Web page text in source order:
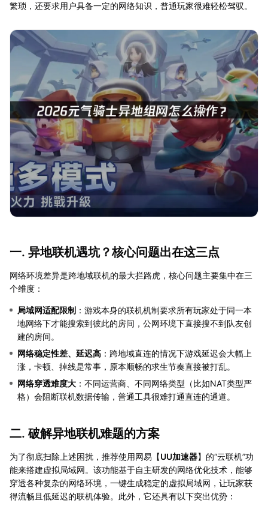
繁琐，还要求用户具备一定的网络知识，普通玩家很难轻松驾驭。
一. 异地联机遇坑？核心问题出在这三点
网络环境差异是跨地域联机的最大拦路虎，核心问题主要集中在三
个维度：
局域网适配限制 ：游戏本身的联机机制要求所有玩家处于同一本
地网络下才能搜索到彼此的房间，公网环境下直接搜不到队友创
建的房间。
网络稳定性差、延迟高 ：跨地域直连的情况下游戏延迟会大幅上
涨，卡顿、掉线是常事，原本顺畅的求生节奏直接被打乱。
网络穿透难度大 ：不同运营商、不同网络类型（比如NAT类型严
格）会阻断联机数据传输，普通工具很难打通直连的通道。
二. 破解异地联机难题的方案
为了彻底扫除上述困扰，推荐使用网易【UU加速器】的“云联机”功
能来搭建虚拟局域网。该功能基于自主研发的网络优化技术，能够
穿透各种复杂的网络环境，一键生成稳定的虚拟局域网，让玩家获
得流畅且低延迟的联机体验。此外，它还具有以下突出优势：